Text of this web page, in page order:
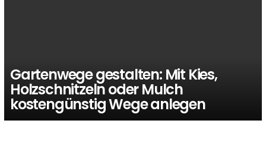
Gartenwege gestalten: Mit Kies,
Holzschnitzeln oder Mulch
kostengünstig Wege anlegen